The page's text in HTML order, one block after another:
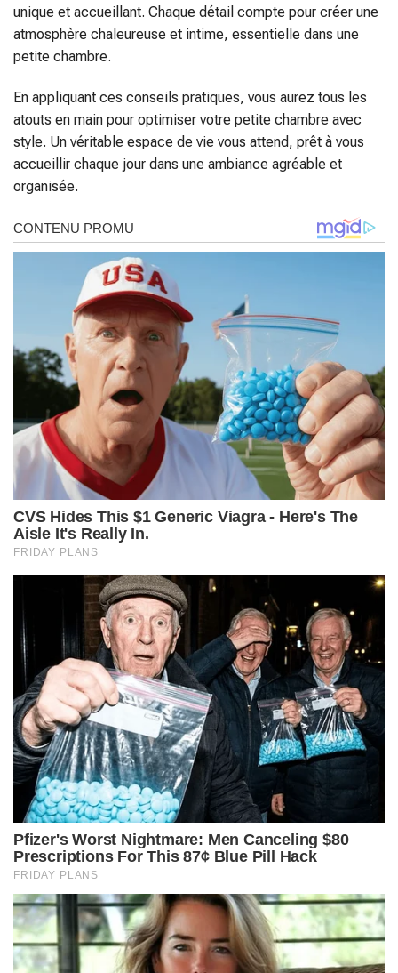
unique et accueillant. Chaque détail compte pour créer une
atmosphère chaleureuse et intime, essentielle dans une
petite chambre.
En appliquant ces conseils pratiques, vous aurez tous les
atouts en main pour optimiser votre petite chambre avec
style. Un véritable espace de vie vous attend, prêt à vous
accueillir chaque jour dans une ambiance agréable et
organisée.